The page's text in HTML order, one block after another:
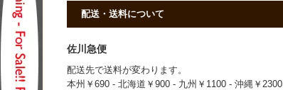
配送・送料について
佐川急便
配送先で送料が変わります。
本州￥690 - 北海道￥900 - 九州￥1100 - 沖縄￥2300